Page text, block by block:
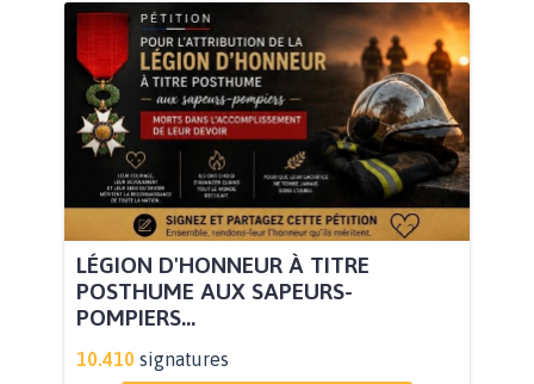
LÉGION D'HONNEUR À TITRE
POSTHUME AUX SAPEURS-
POMPIERS...
10.410 signatures